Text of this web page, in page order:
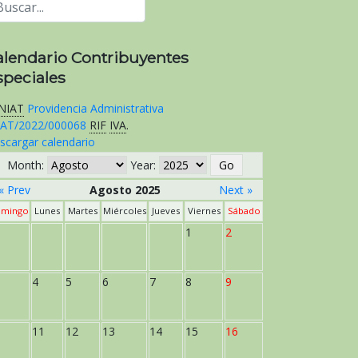
Contribuyentes
Providencia Administrativa
2022/000068 RIF IVA.
calendario
Month:
Year:
« Prev
Agosto 2025 Next »
Lunes Martes Miércoles Jueves Viernes Sábado
1 2
4 5 6 7 8 9
11 12 13 14 15 16